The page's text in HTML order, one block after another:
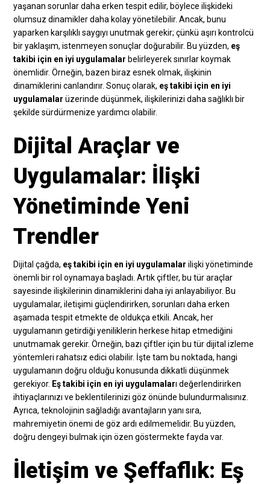
yaşanan sorunlar daha erken tespit edilir, böylece ilişkideki
olumsuz dinamikler daha kolay yönetilebilir. Ancak, bunu
yaparken karşılıklı saygıyı unutmak gerekir; çünkü aşırı kontrolcü
bir yaklaşım, istenmeyen sonuçlar doğurabilir. Bu yüzden, eş
takibi için en iyi uygulamalar belirleyerek sınırlar koymak
önemlidir. Örneğin, bazen biraz esnek olmak, ilişkinin
dinamiklerini canlandırır. Sonuç olarak, eş takibi için en iyi
uygulamalar üzerinde düşünmek, ilişkilerinizi daha sağlıklı bir
şekilde sürdürmenize yardımcı olabilir.
Dijital Araçlar ve
Uygulamalar: İlişki
Yönetiminde Yeni
Trendler
Dijital çağda, eş takibi için en iyi uygulamalar ilişki yönetiminde
önemli bir rol oynamaya başladı. Artık çiftler, bu tür araçlar
sayesinde ilişkilerinin dinamiklerini daha iyi anlayabiliyor. Bu
uygulamalar, iletişimi güçlendirirken, sorunları daha erken
aşamada tespit etmekte de oldukça etkili. Ancak, her
uygulamanın getirdiği yeniliklerin herkese hitap etmediğini
unutmamak gerekir. Örneğin, bazı çiftler için bu tür dijital izleme
yöntemleri rahatsız edici olabilir. İşte tam bu noktada, hangi
uygulamanın doğru olduğu konusunda dikkatli düşünmek
gerekiyor. Eş takibi için en iyi uygulamaları değerlendirirken
ihtiyaçlarınızı ve beklentilerinizi göz önünde bulundurmalısınız.
Ayrıca, teknolojinin sağladığı avantajların yanı sıra,
mahremiyetin önemi de göz ardı edilmemelidir. Bu yüzden,
doğru dengeyi bulmak için özen göstermekte fayda var.
İletişim ve Şeffaflık: Eş